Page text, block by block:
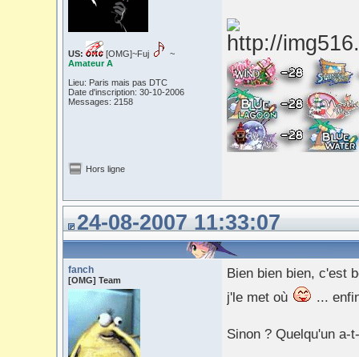
US: [OMG]~Fuj
~
Amateur A
Lieu: Paris mais pas DTC
Date d'inscription: 30-10-2006
Messages: 2158
Hors ligne
24-08-2007 11:33:07
fanch
[OMG] Team
Bien bien bien, c'est
j'le met où
...
Sinon ? Quelqu'un a-